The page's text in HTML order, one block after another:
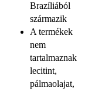
Brazíliából
származik
A termékek
nem
tartalmaznak
lecitint,
pálmaolajat,